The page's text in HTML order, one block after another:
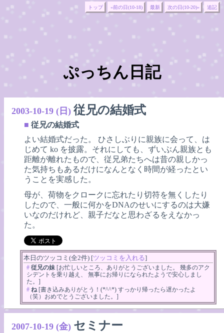
トップ «前の日(10-18) 最新 次の日(10-20)» 追記
ぷっちん日記
2003-10-19 (日) 従兄の結婚式
■ 従兄の結婚式
よい結婚式だった。 ひさしぶりに親族に会って、は
じめて ko を披露。それにしても、ずいぶん親族とも
距離が離れたもので、従兄弟たちへは昔の親しかっ
た気持ちもあるだけになんとなく時間が経ったとい
うことを実感した。
母が、荷物をクロークに忘れたり切符を無くしたり
したので、一般に何かをDNAのせいにするのは大嫌
いなのだけれど、親子だなと思わざるをえなかっ
た。
本日のツッコミ(全2件) [ツッコミを入れる]
# 従兄の妹 [お忙しいところ、ありがとうございました。 幾多のアク
シデントを乗り越え、 無事にお帰りになられたようで安心しまし
た。]
# ね[書き込みありがとう！(*^^*) すっかり帰ったら遅かったよ
（笑）おめでとうございました。]
2007-10-19 (金) セミナー